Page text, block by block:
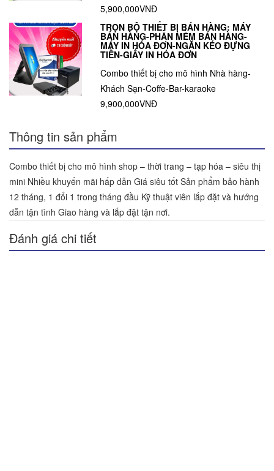
5,900,000VNĐ
TRỌN BỘ THIẾT BỊ BÁN HÀNG: MÁY
BÁN HÀNG-PHẦN MỀM BÁN HÀNG-
MÁY IN HÓA ĐƠN-NGĂN KÉO ĐỰNG
TIỀN-GIẤY IN HÓA ĐƠN
Combo thiết bị cho mô hình Nhà hàng-
Khách Sạn-Coffe-Bar-karaoke
9,900,000VNĐ
Thông tin sản phẩm
Combo thiết bị cho mô hình shop – thời trang – tạp hóa – siêu thị
mini Nhiều khuyến mãi hấp dẫn Giá siêu tốt Sản phẩm bảo hành
12 tháng, 1 đổi 1 trong tháng đầu Kỹ thuật viên lắp đặt và hướng
dẫn tận tình Giao hàng và lắp đặt tận nơi.
Đánh giá chi tiết